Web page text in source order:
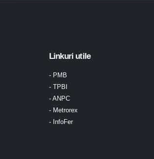
Linkuri utile
- PMB
- TPBI
- ANPC
- Metrorex
- InfoFer